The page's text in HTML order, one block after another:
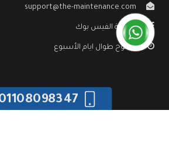
support@the-maintenance.com
صفحة الفيس بوك
مفتوح طوال ايام الأسبوع
01108098347